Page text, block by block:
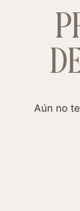
Aún no